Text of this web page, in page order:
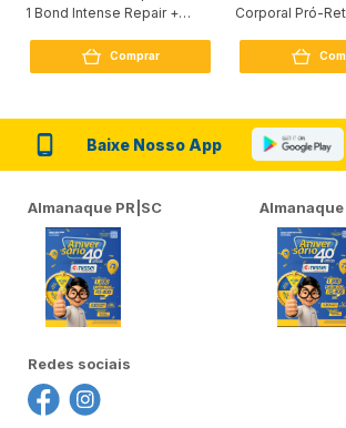
1 Bond Intense Repair +
Comprar
Corporal Pró-
Baixe Nosso App
Almanaque PR|SC Almanaque
Redes sociais